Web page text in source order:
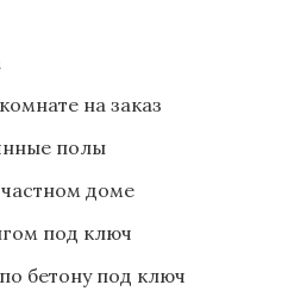
на заказ
полы
доме
под ключ
бетону под ключ